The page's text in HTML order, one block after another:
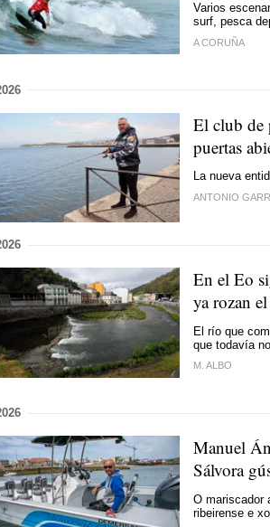
Varios
surf, pesca
A CORUÑA
El club de
puertas
La nueva
ANTONIO
En el Eo
ya rozan
El río que
que todavía
M. ALBO
Manuel
Sálvora
O mariscador
ribeirense e